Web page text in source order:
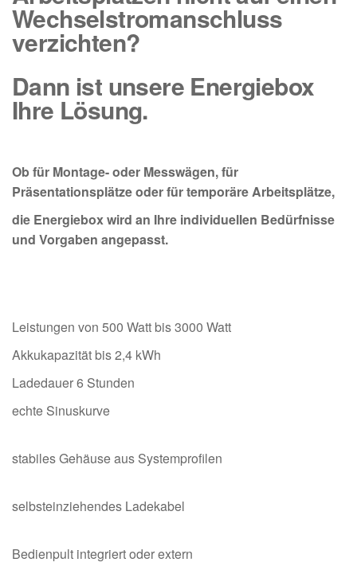
Wechselstromanschluss
verzichten?
Dann ist unsere Energiebox
Ihre Lösung.
Ob für Montage- oder Messwägen, für
Präsentationsplätze oder für temporäre Arbeitsplätze,
die Energiebox wird an Ihre individuellen Bedürfnisse
und Vorgaben angepasst.
Leistungen von 500 Watt bis 3000 Watt
Akkukapazität bis 2,4 kWh
Ladedauer 6 Stunden
echte Sinuskurve
stabiles Gehäuse aus Systemprofilen
selbsteinziehendes Ladekabel
Bedienpult integriert oder extern